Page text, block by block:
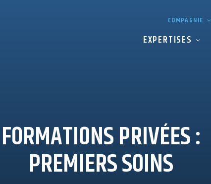
COMPAGNIE
EXPERTISES
FORMATIONS PRIVÉES:
PREMIERS SOINS